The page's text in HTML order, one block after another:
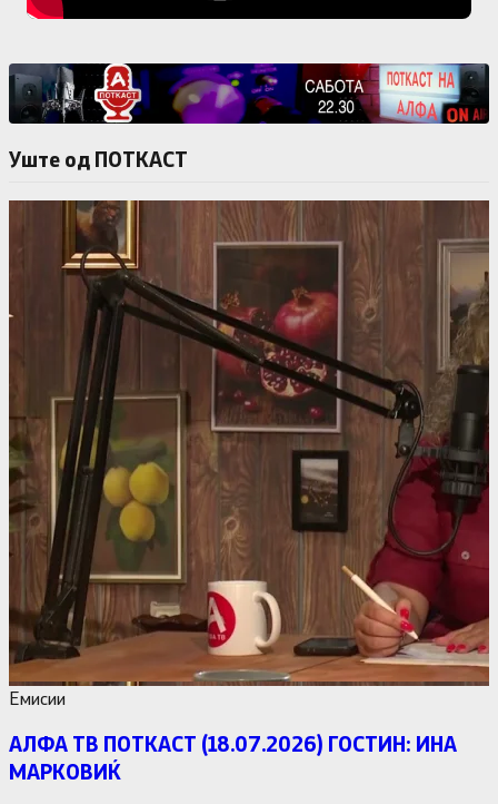
Уште од ПОТКАСТ
Емисии
АЛФА ТВ ПОТКАСТ (18.07.2026) ГОСТИН: ИНА
МАРКОВИЌ